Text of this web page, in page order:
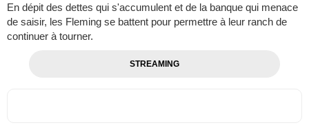
En dépit des dettes qui s'accumulent et de la banque qui menace
de saisir, les Fleming se battent pour permettre à leur ranch de
continuer à tourner.
STREAMING